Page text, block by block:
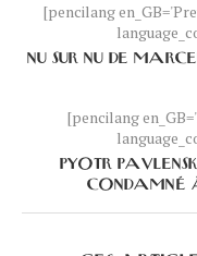
[pencilang
NU SUR NU DE
[pencilang
PYOTR
CONDAMNÉ